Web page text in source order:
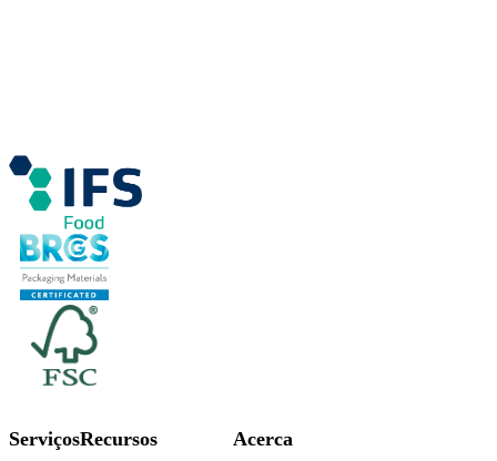
ServiçosRecursos Acerca